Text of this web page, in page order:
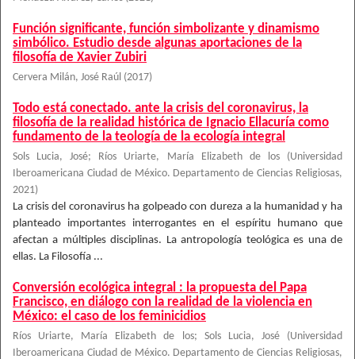
Función significante, función simbolizante y dinamismo
simbólico. Estudio desde algunas aportaciones de la
filosofía de Xavier Zubiri
Cervera Milán, José Raúl (2017)
Todo está conectado. ante la crisis del coronavirus, la
filosofía de la realidad histórica de Ignacio Ellacuría como
fundamento de la teología de la ecología integral
Sols Lucia, José; Ríos Uriarte, María Elizabeth de los (Universidad
Iberoamericana Ciudad de México. Departamento de Ciencias Religiosas,
2021)
La crisis del coronavirus ha golpeado con dureza a la humanidad y ha
planteado importantes interrogantes en el espíritu humano que
afectan a múltiples disciplinas. La antropología teológica es una de
ellas. La Filosofía ...
Conversión ecológica integral : la propuesta del Papa
Francisco, en diálogo con la realidad de la violencia en
México: el caso de los feminicidios
Ríos Uriarte, María Elizabeth de los; Sols Lucia, José (Universidad
Iberoamericana Ciudad de México. Departamento de Ciencias Religiosas,